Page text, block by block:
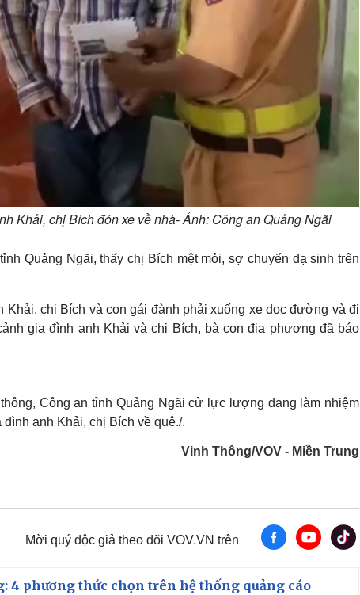
Khải, chị Bích đón xe về nhà- Ảnh: Công an Quảng Ngãi
Quảng Ngãi, thấy chị Bích mệt mỏi, sợ chuyển dạ sinh trên
chị Bích và con gái đành phải xuống xe dọc đường và đi
gia đình anh Khải và chị Bích, bà con địa phương đã báo
Công an tỉnh Quảng Ngãi cử lực lượng đang làm nhiệm
anh Khải, chị Bích về quê./.
Vinh Thông/VOV - Miền Trung
Mời quý độc giả theo dõi VOV.VN trên
4 phương thức chọn trên hệ thống quảng cáo